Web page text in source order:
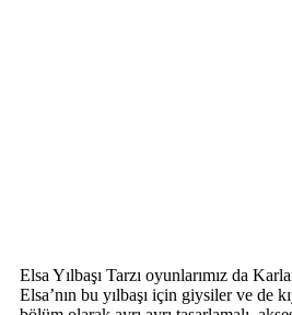
Elsa Yılbaşı Tarzı oyunlarımız da
Elsa’nın bu yılbaşı için giysiler ve de